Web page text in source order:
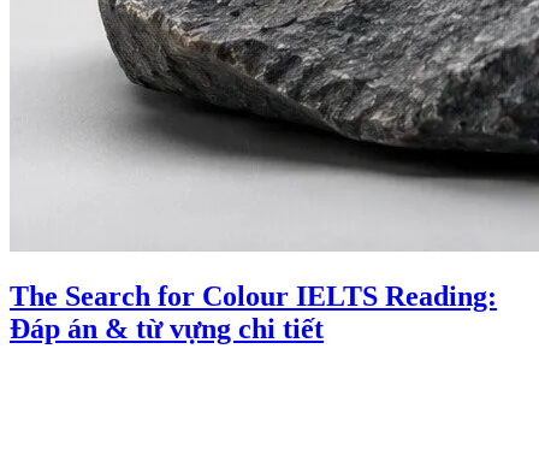
The Search for Colour IELTS Reading:
Đáp án & từ vựng chi tiết